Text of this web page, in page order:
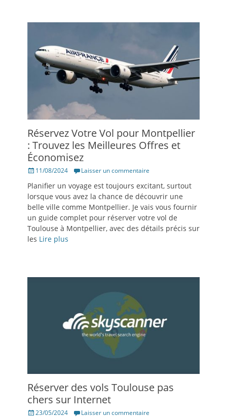
Réservez Votre Vol pour Montpellier
: Trouvez les Meilleures Offres et
Économisez
Posté11/08/2024 Laisser un commentaire
Planifier un voyage est toujours excitant, surtout
lorsque vous avez la chance de découvrir une
belle ville comme Montpellier. Je vais vous fournir
un guide complet pour réserver votre vol de
Toulouse à Montpellier, avec des détails précis sur
les Lire plus
Réserver des vols Toulouse pas
chers sur Internet
Posté23/05/2024 Laisser un commentaire